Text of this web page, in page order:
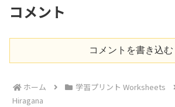
コメント
コメントを書き込む
ホーム 学習プリント Worksheets
Hiragana